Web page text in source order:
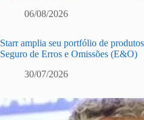
06/08/2026
Starr amplia seu portfólio de
Seguro de Erros e Omissões (E&O)
30/07/2026